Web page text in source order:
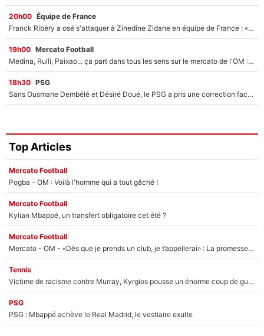
20h00 Équipe de France
Franck Ribéry a osé s'attaquer à Zinedine Zidane en équipe de France : «Je n'aurais jamais fait ça»
19h00 Mercato Football
Medina, Rulli, Paixao... ça part dans tous les sens sur le mercato de l'OM : Frank McCourt va enfin récupérer l'argent qu'il attend ?
18h30 PSG
Sans Ousmane Dembélé et Désiré Doué, le PSG a pris une correction face à Majorque : Luis Enrique attend avec impatience des renforts !
Top Articles
Mercato Football
Pogba - OM : Voilà l'homme qui a tout gâché !
Mercato Football
Kylian Mbappé, un transfert obligatoire cet été ?
Mercato Football
Mercato - OM - «Dès que je prends un club, je t’appellerai» : La promesse de Marcelino au moment de claquer la porte
Tennis
Victime de racisme contre Murray, Kyrgios pousse un énorme coup de gueule !
PSG
PSG : Mbappé achève le Real Madrid, le vestiaire exulte